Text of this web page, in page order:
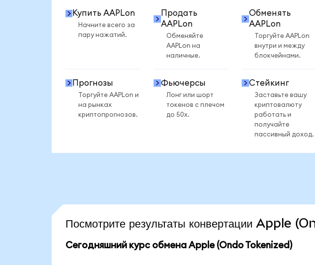
Купить AAPLon
Начните всего за
пару нажатий.
Продать
AAPLon
Обменяйте
AAPLon на
наличные.
Обменять
AAPLon
Торгуйте AAPLon
внутри и между
блокчейнами.
Прогнозы
Торгуйте AAPLon и
на рынках
криптопрогнозов.
Фьючерсы
Лонг или шорт
токенов с плечом
до 50x.
Стейкинг
Заставьте вашу
криптовалюту
работать и
получайте
пассивный доход.
Посмотрите результаты конвертации Apple
Сегодняшний курс обмена Apple (Ondo Tokenized)